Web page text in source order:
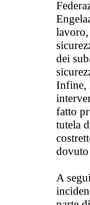
lavoro,
dei
Infine,
fatto
tutela
dovuto
A